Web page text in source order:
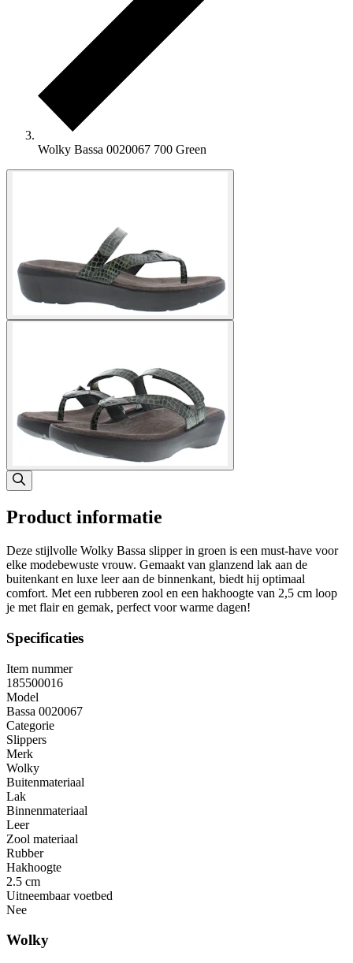
Wolky Bassa 0020067 700 Green
Product informatie
Deze stijlvolle Wolky Bassa slipper in groen is een must-have voor
elke modebewuste vrouw. Gemaakt van glanzend lak aan de
buitenkant en luxe leer aan de binnenkant, biedt hij optimaal
comfort. Met een rubberen zool en een hakhoogte van 2,5 cm loop
je met flair en gemak, perfect voor warme dagen!
Specificaties
Item nummer
185500016
Model
Bassa 0020067
Categorie
Slippers
Merk
Wolky
Buitenmateriaal
Lak
Binnenmateriaal
Leer
Zool materiaal
Rubber
Hakhoogte
2.5 cm
Uitneembaar voetbed
Nee
Wolky